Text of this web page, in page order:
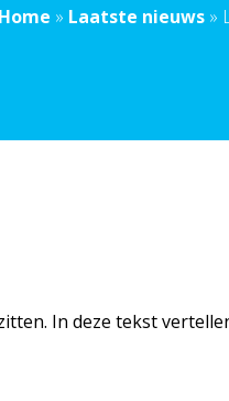
Home » Laatste nieuws»
In deze tekst